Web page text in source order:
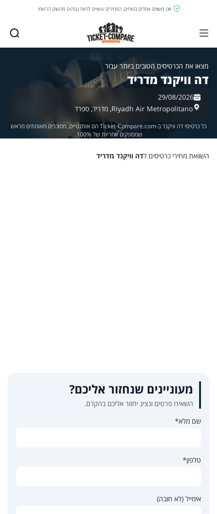
אנו משווים אתרים בטוחים, המחירים עשויים להיות גבוהים מהשוק הרשמי.
מצאו את הכרטיסים הטובים ביותר עבור
דה וויקנד מדריד
29/08/2026
Riyadh Air Metropolitano, מדריד, ספרד
כל כרטיסי דה וויקנד ב-Ticket-Compare.com הם אותנטיים, ממוכרים מאומתים מראש
שמספקים אחריות של 100%.
השוואת מחירי כרטיסים לדה וויקנד מדריד
מעוניינים שנחזור אליכם?
השאירו פרטים ונציג יחזור אליכם בהקדם.
שם מלא*
טלפון*
אימייל (לא חובה)